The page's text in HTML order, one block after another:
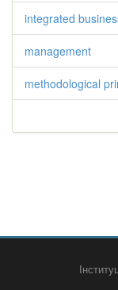
integrated
management
methodological